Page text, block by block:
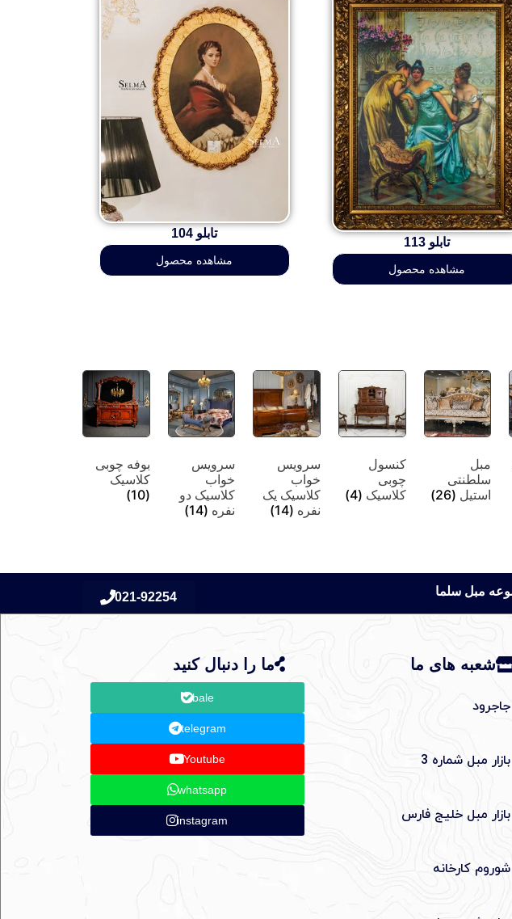
تابلو 113
مشاهده محصول
تابلو 104
مشاهده محصول
مبل
سلطنتی
استیل (26)
کنسول
چوبی
کلاسیک (4)
سرویس
خواب
کلاسیک یک
نفره (14)
سرویس
خواب
کلاسیک دو
نفره (14)
بوفه چوبی
کلاسیک
(10)
021-92254
شعبه های ما
جاجرود
بازار مبل شماره 3
بازار مبل خلیج فارس
شوروم کارخانه
ما را دنبال کنید
bale
telegram
Youtube
whatsapp
instagram